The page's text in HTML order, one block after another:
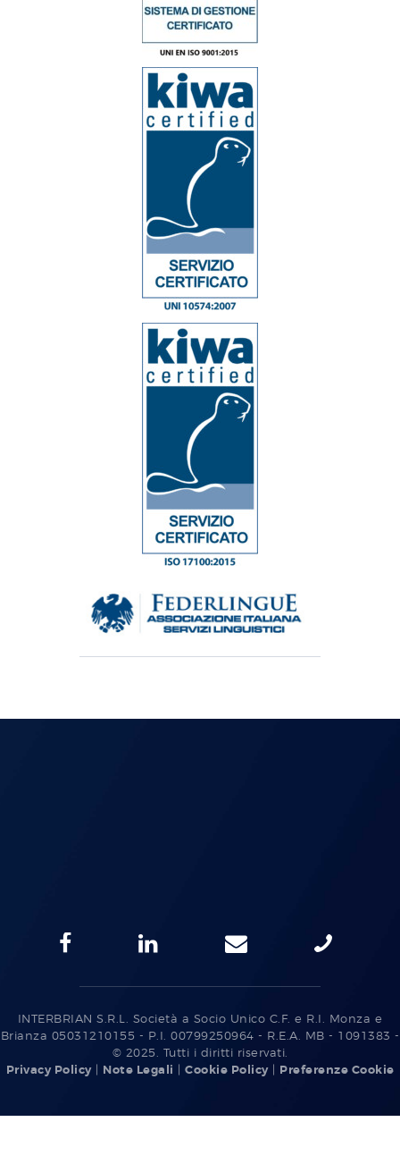
INTERBRIAN S.R.L. Società a Socio Unico C.F. e R.I. Monza e
Brianza 05031210155 - P.I. 00799250964 - R.E.A. MB - 1091383 -
© 2025. Tutti i diritti riservati.
Privacy Policy| Note Legali | Cookie Policy| Preferenze Cookie